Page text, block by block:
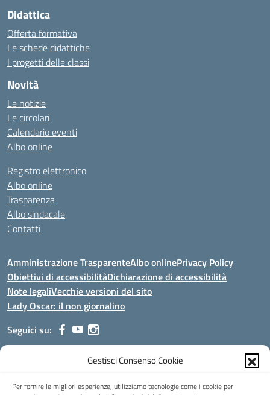
Gestisci Consenso Cookie
Per fornire le migliori esperienze, utilizziamo tecnologie come i cookie per
Didattica
Offerta formativa
Le schede didattiche
I progetti delle classi
Novità
Le notizie
Le circolari
Calendario eventi
Albo online
Registro elettronico
Albo online
Trasparenza
Albo sindacale
Contatti
Amministrazione TrasparenteAlbo onlinePrivacy Policy
Obiettivi di accessibilitàDichiarazione di accessibilità
Note legaliVecchie versioni del sito
Lady Oscar: il non giornalino
Seguici su:
Viale Aldo Moro, 51 - 24021 Albino (Bg)